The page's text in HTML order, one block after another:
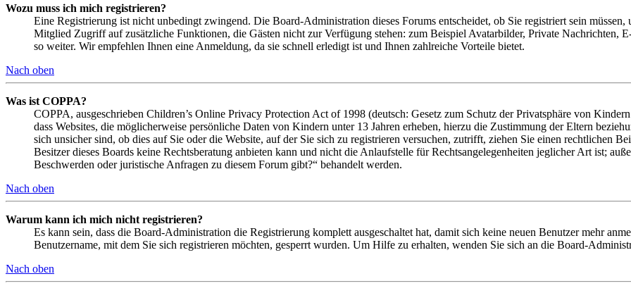
Wozu muss ich mich registrieren?
Eine Registrierung ist nicht unbedingt zwingend. Die Board-Administration dieses Forums entscheidet, ob Sie registriert sein
Mitglied Zugriff auf zusätzliche Funktionen, die Gästen nicht zur Verfügung stehen: zum Beispiel Avatarbilder, Private Nachrichten,
so weiter. Wir empfehlen Ihnen eine Anmeldung, da sie schnell erledigt ist und Ihnen zahlreiche Vorteile bietet.
Nach oben
Was ist COPPA?
COPPA, ausgeschrieben Children’s Online Privacy Protection Act of 1998 (deutsch: Gesetz zum Schutz der Privatsphäre von
dass Websites, die möglicherweise persönliche Daten von Kindern unter 13 Jahren erheben, hierzu die Zustimmung der Eltern
sich unsicher sind, ob dies auf Sie oder die Website, auf der Sie sich zu registrieren versuchen, zutrifft, ziehen Sie einen rechtlichen
Besitzer dieses Boards keine Rechtsberatung anbieten kann und nicht die Anlaufstelle für Rechtsangelegenheiten jeglicher Art ist;
Beschwerden oder juristische Anfragen zu diesem Forum gibt?“ behandelt werden.
Nach oben
Warum kann ich mich nicht registrieren?
Es kann sein, dass die Board-Administration die Registrierung komplett ausgeschaltet hat, damit sich keine neuen Benutzer mehr
Benutzername, mit dem Sie sich registrieren möchten, gesperrt wurden. Um Hilfe zu erhalten, wenden Sie sich an die Board-
Nach oben